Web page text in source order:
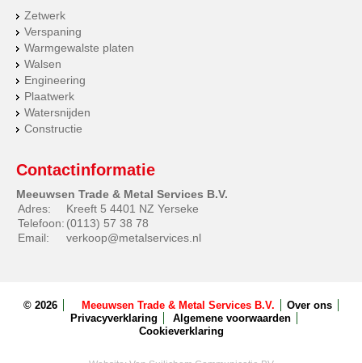
Zetwerk
Verspaning
Warmgewalste platen
Walsen
Engineering
Plaatwerk
Watersnijden
Constructie
Contactinformatie
Meeuwsen Trade & Metal Services B.V.
Adres:
Kreeft 5 4401 NZ Yerseke
Telefoon: (0113) 57 38 78
Email:
verkoop@metalservices.nl
© 2026 Meeuwsen Trade & Metal Services B.V.
Over ons
Privacyverklaring
Algemene voorwaarden
Cookieverklaring